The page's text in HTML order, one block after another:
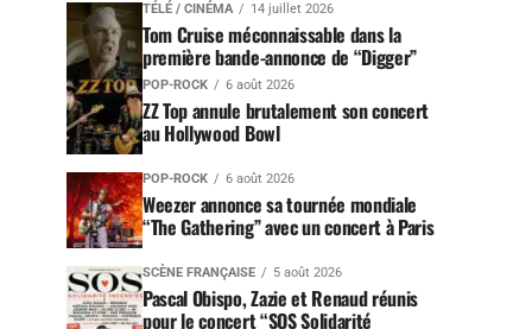
TÉLÉ / CINÉMA 14 juillet 2026
Tom Cruise méconnaissable dans la
première bande-annonce de “Digger”
POP-ROCK 6 août 2026
ZZ Top annule brutalement son concert
au Hollywood Bowl
POP-ROCK 6 août 2026
Weezer annonce sa tournée mondiale
“The Gathering” avec un concert à Paris
SCÈNE FRANÇAISE 5 août 2026
Pascal Obispo, Zazie et Renaud réunis
pour le concert “SOS Solidarité